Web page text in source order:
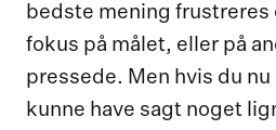
bedste mening frustreres
fokus på målet, eller på
pressede. Men hvis du
kunne have sagt noget